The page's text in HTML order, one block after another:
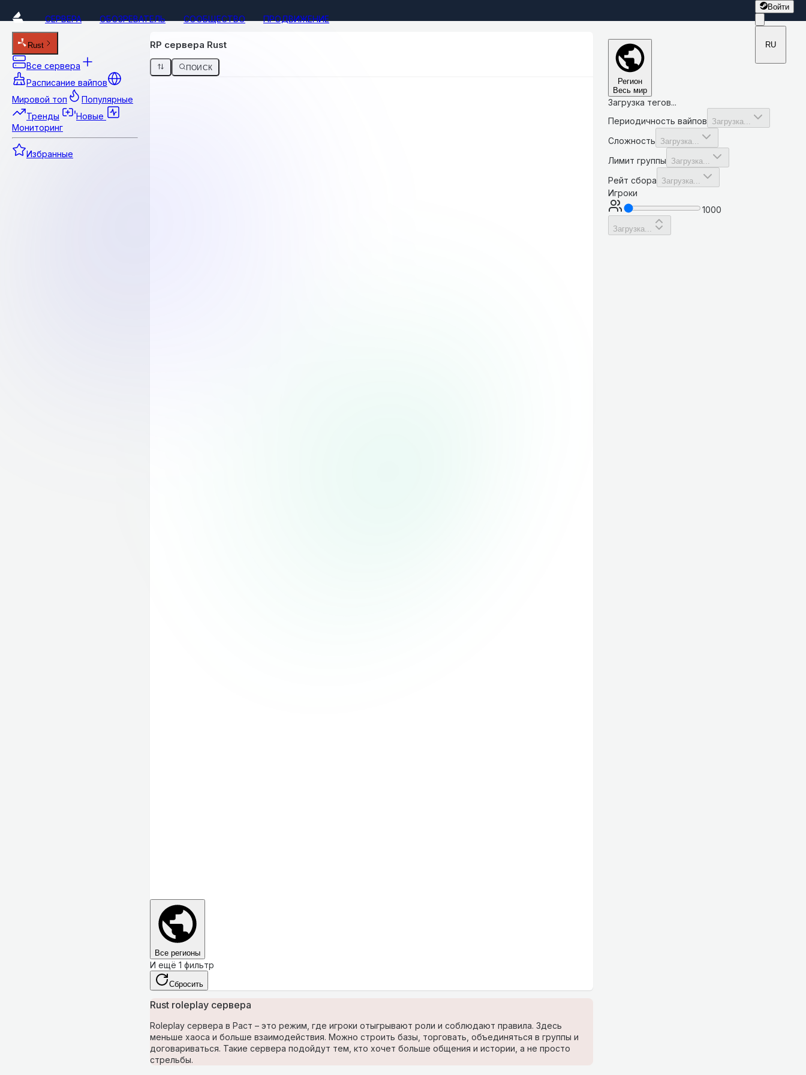
СЕРВЕРА ОБОЗРЕВАТЕЛЬ СООБЩЕСТВО ПРОДВИЖЕНИЕ
Войти
RU
Rust
Все сервера
Расписание вайпов
Мировой топ
Популярные
Тренды
Новые
Мониторинг
Избранные
RP сервера Rust
ПОИСК
Все регионы
И ещё 1 фильтр
Сбросить
Rust roleplay сервера
Roleplay сервера в Раст – это режим, где игроки отыгрывают роли и соблюдают правила. Здесь
меньше хаоса и больше взаимодействия. Можно строить базы, торговать, объединяться в группы и
договариваться. Такие сервера подойдут тем, кто хочет больше общения и истории, а не просто
стрельбы.
Регион
Весь мир
Загрузка тегов...
Периодичность вайпов
Загрузка...
Сложность Загрузка...
Лимит группы Загрузка...
Рейт сбора Загрузка...
Игроки
1000
Загрузка...